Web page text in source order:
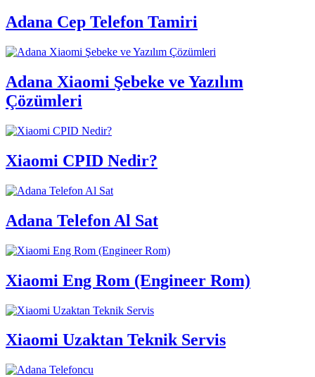
Adana Cep Telefon Tamiri
Adana Xiaomi Şebeke ve Yazılım
Çözümleri
Xiaomi CPID Nedir?
Adana Telefon Al Sat
Xiaomi Eng Rom (Engineer Rom)
Xiaomi Uzaktan Teknik Servis